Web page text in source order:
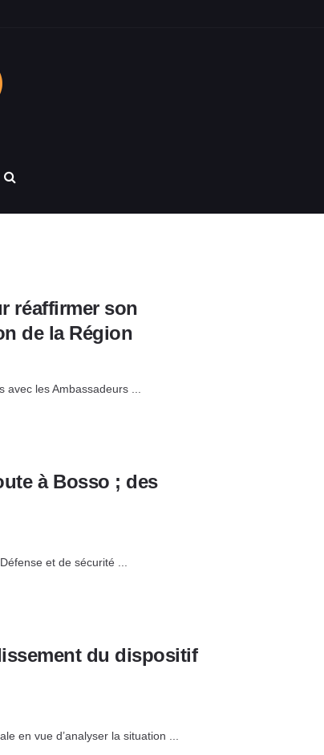
réaffirmer son
de la Région
les Ambassadeurs ...
à Bosso ; des
et de sécurité ...
du dispositif
en vue d’analyser la situation ...